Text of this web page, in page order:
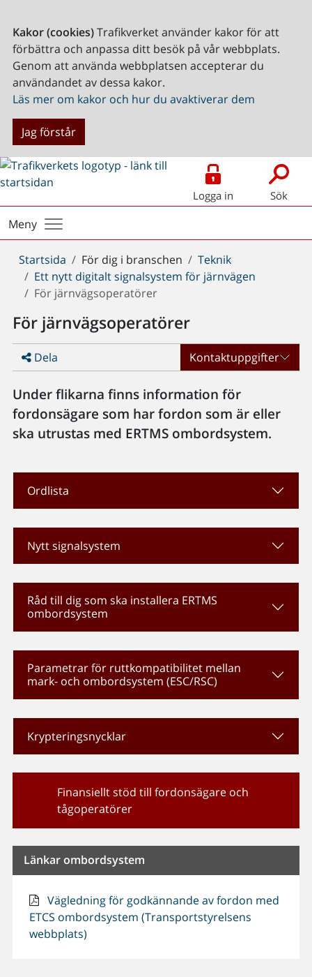
Kakor (cookies)Trafikverket använder kakor för att
förbättra och anpassa ditt besök på vår webbplats.
Genom att använda webbplatsen accepterar du
användandet av dessa kakor.
Läs mer om kakor och hur du avaktiverar dem
Jag förstår
Logga in Sök
Meny
Du
är
här:
Startsida För dig i branschen
Teknik
Ett nytt digitalt signalsystem för järnvägen
För järnvägsoperatörer
För järnvägsoperatörer
Dela Kontaktuppgifter
Under flikarna finns information för
fordonsägare som har fordon som är eller
ska utrustas med ERTMS ombordsystem.
Ordlista
Nytt signalsystem
Råd till dig som ska installera ERTMS
ombordsystem
Parametrar för ruttkompatibilitet mellan
mark- och ombordsystem (ESC/RSC)
Krypteringsnycklar
Finansiellt stöd till fordonsägare och
tågoperatörer
Länkar ombordsystem
Vägledning för godkännande av fordon med
ETCS ombordsystem (Transportstyrelsens
webbplats)